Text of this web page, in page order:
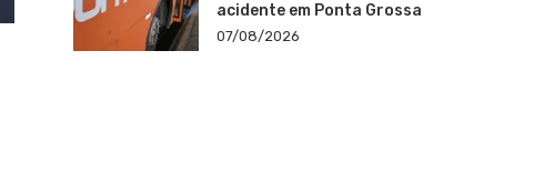
acidente em Ponta Grossa
07/08/2026